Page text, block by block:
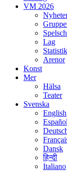
VM 2026
Lag
Statistik
Arenor
Konst
Mer
Hälsa
Teater
Svenska
English
Español
Dansk
हिन्दी
Italiano